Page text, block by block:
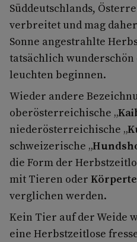
Süddeutschlands,
verbreitet und mag
Sonne angestrahlte
tatsächlich
leuchten beginnen.
Wieder andere
oberösterreichische „
niederösterreichische „
schweizerische „
die Form der
mit Tieren oder
verglichen werden.
Kein Tier auf der Weide
eine Herbstzeitlose